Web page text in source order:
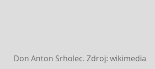
Don Anton Srholec. Zdroj: wikimedia